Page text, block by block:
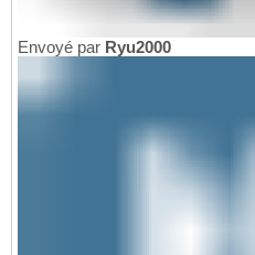
Envoyé par Ryu2000